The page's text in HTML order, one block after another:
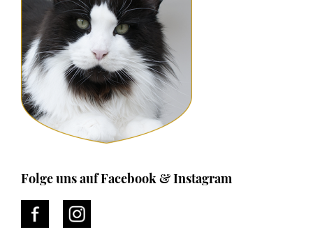
Folge uns auf Facebook & Instagram